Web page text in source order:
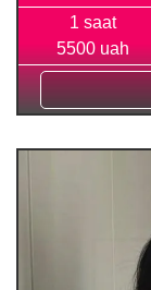
1 saat
5500 uah